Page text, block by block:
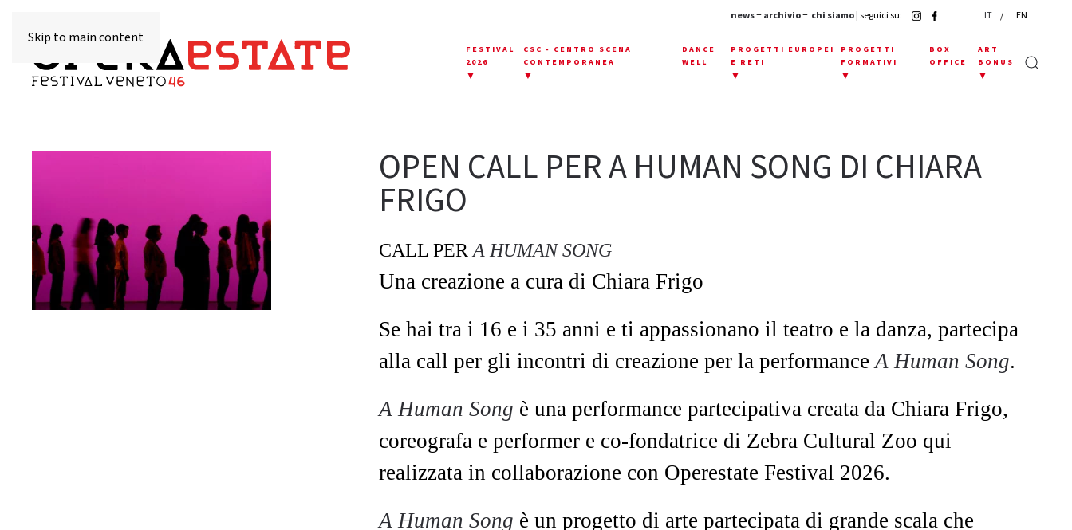
Skip to main content
news−archivio− chi siamo| seguici su: IT EN
FESTIVAL
2026
▼
CSC - CENTRO SCENA
CONTEMPORANEA
▼
DANCE
WELL
PROGETTI EUROPEI
E RETI
▼
PROGETTI
FORMATIVI
▼
BOX
OFFICE
ART
BONUS
▼
OPEN CALL PER A HUMAN SONG DI CHIARA
FRIGO
CALL PER A HUMAN SONG
Una creazione a cura di Chiara Frigo
Se hai tra i 16 e i 35 anni e ti appassionano il teatro e la danza, partecipa
alla call per gli incontri di creazione per la performanceA Human Song.
A Human Song è una performance partecipativa creata da Chiara Frigo,
coreografa e performer e co-fondatrice di Zebra Cultural Zoo qui
realizzata in collaborazione con Operestate Festival 2026.
A Human Song è un progetto di arte partecipata di grande scala che